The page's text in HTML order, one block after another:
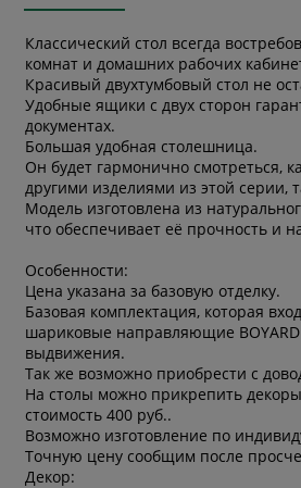
Классический стол всегда
комнат и домашних рабочих
Красивый двухтумбовый стол не
Удобные ящики с двух сторон
документах.
Большая удобная столешница.
Он будет гармонично смотреться,
другими изделиями из этой серии,
Модель изготовлена из
что обеспечивает её прочность и
Особенности:
Цена указана за базовую отделку.
Базовая комплектация, которая
шариковые направляющие
выдвижения.
Так же возможно приобрести с
На столы можно прикрепить
стоимость 400 руб..
Возможно изготовление по
Точную цену сообщим после
Декор: